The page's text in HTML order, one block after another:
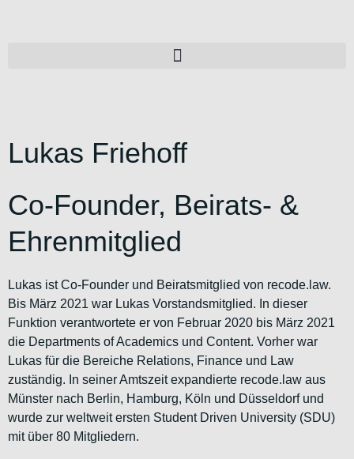
Lukas Friehoff
Co-Founder, Beirats- &
Ehrenmitglied
Lukas ist Co-Founder und Beiratsmitglied von recode.law.
Bis März 2021 war Lukas Vorstandsmitglied. In dieser
Funktion verantwortete er von Februar 2020 bis März 2021
die Departments of Academics und Content. Vorher war
Lukas für die Bereiche Relations, Finance und Law
zuständig. In seiner Amtszeit expandierte recode.law aus
Münster nach Berlin, Hamburg, Köln und Düsseldorf und
wurde zur weltweit ersten Student Driven University (SDU)
mit über 80 Mitgliedern.